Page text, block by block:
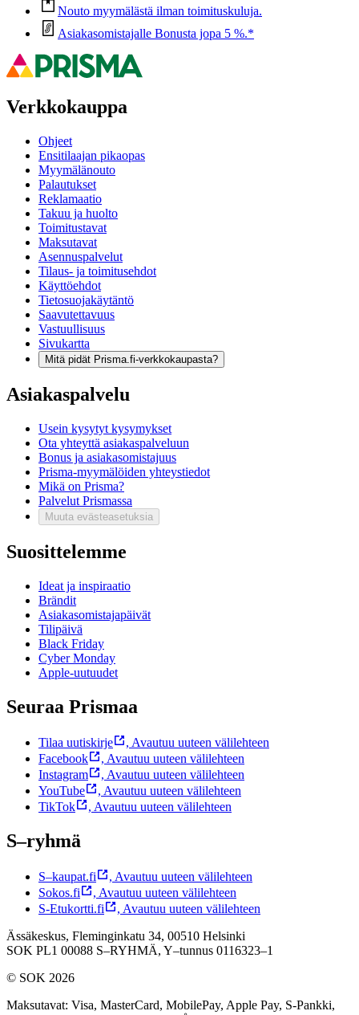
Nouto myymälästä ilman toimituskuluja.
Asiakasomistajalle Bonusta jopa 5 %.*
Verkkokauppa
Ohjeet
Ensitilaajan pikaopas
Myymälänouto
Palautukset
Reklamaatio
Takuu ja huolto
Toimitustavat
Maksutavat
Asennuspalvelut
Tilaus- ja toimitusehdot
Käyttöehdot
Tietosuojakäytäntö
Saavutettavuus
Vastuullisuus
Sivukartta
Mitä pidät Prisma.fi-verkkokaupasta?
Asiakaspalvelu
Usein kysytyt kysymykset
Ota yhteyttä asiakaspalveluun
Bonus ja asiakasomistajuus
Prisma-myymälöiden yhteystiedot
Mikä on Prisma?
Palvelut Prismassa
Muuta evästeasetuksia
Suosittelemme
Ideat ja inspiraatio
Brändit
Asiakasomistajapäivät
Tilipäivä
Black Friday
Cyber Monday
Apple-uutuudet
Seuraa Prismaa
Tilaa uutiskirje , Avautuu uuteen välilehteen
Facebook
, Avautuu uuteen välilehteen
Instagram
, Avautuu uuteen välilehteen
YouTube
, Avautuu uuteen välilehteen
TikTok
, Avautuu uuteen välilehteen
S–ryhmä
S–kaupat.fi , Avautuu uuteen välilehteen
Sokos.fi
, Avautuu uuteen välilehteen
S-Etukortti.fi
, Avautuu uuteen välilehteen
Ässäkeskus, Fleminginkatu 34, 00510 Helsinki
SOK PL1 00088 S–RYHMÄ, Y–tunnus 0116323–1
© SOK 2026
Maksutavat: Visa, MasterCard, MobilePay, Apple Pay, S-Pankki,